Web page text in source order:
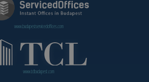
www.budapestservicedoffices.com
www.tclbudapest.com